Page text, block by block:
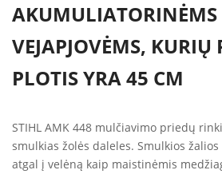
AKUMULIATORINĖMS
VEJAPJOVĖMS, KURIŲ
PLOTIS YRA 45 CM
STIHL AMK 448 mulčiavimo priedų
smulkias žolės daleles. Smulkios
atgal į velėną kaip maistinėmis